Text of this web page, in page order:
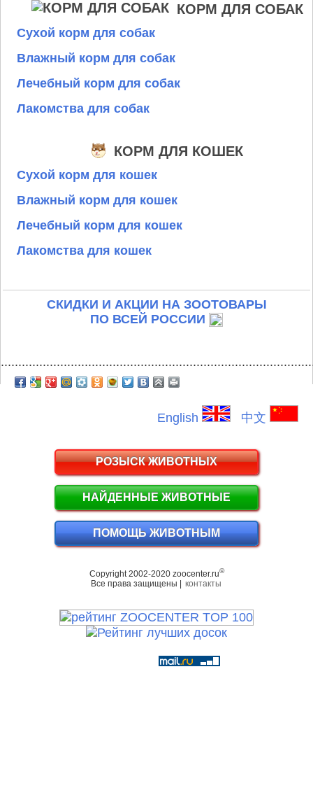
КОРМ ДЛЯ СОБАК
Сухой корм для собак
Влажный корм для собак
Лечебный корм для собак
Лакомства для собак
КОРМ ДЛЯ КОШЕК
Сухой корм для кошек
Влажный корм для кошек
Лечебный корм для кошек
Лакомства для кошек
СКИДКИ И АКЦИИ НА ЗООТОВАРЫ
ПО ВСЕЙ РОССИИ
English 中文
РОЗЫСК ЖИВОТНЫХ
НАЙДЕННЫЕ ЖИВОТНЫЕ
ПОМОЩЬ ЖИВОТНЫМ
Copyright 2002-2020 zoocenter.ru©
Все права защищены | контакты